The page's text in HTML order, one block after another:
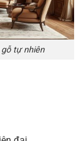
tự nhiên